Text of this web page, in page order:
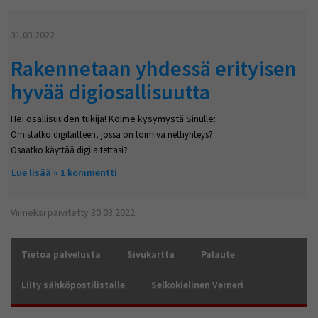
31.03.2022
Rakennetaan yhdessä erityisen
hyvää digiosallisuutta
Hei osallisuuden tukija! Kolme kysymystä Sinulle:
Omistatko digilaitteen, jossa on toimiva nettiyhteys?
Osaatko käyttää digilaitettasi?
Lue lisää about Rakennetaan yhdessä erityisen hyvää
1 kommentti
Viimeksi päivitetty 30.03.2022
Tietoa palvelusta Sivukartta Palaute
Liity sähköpostilistalle Selkokielinen Verneri